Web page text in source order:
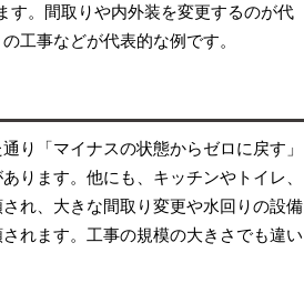
す。間取りや内外装を変更するのが代
工事などが代表的な例です。
り「マイナスの状態からゼロに戻す」
ります。他にも、キッチンやトイレ、
れ、大きな間取り変更や水回りの設備
れます。工事の規模の大きさでも違い